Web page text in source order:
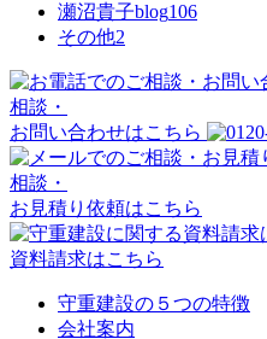
瀬沼貴子blog106
その他2
相談・
お問い合わせはこちら
相談・
お見積り依頼はこちら
資料請求はこちら
守重建設の５つの特徴
会社案内